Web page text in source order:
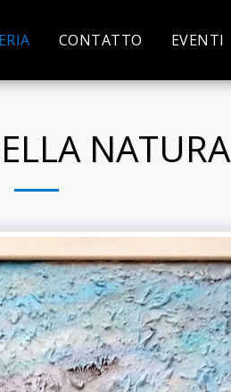
CONTATTO EVENTI
NATURA